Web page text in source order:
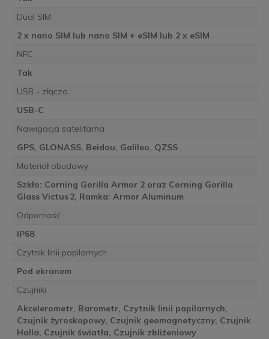
Dual SIM
2 x nano SIM lub nano SIM + eSIM lub 2 x eSIM
NFC
Tak
USB - złącza
USB-C
Nawigacja satelitarna
GPS, GLONASS, Beidou, Galileo, QZSS
Materiał obudowy
Szkło: Corning Gorilla Armor 2 oraz Corning Gorilla
Glass Victus 2, Ramka: Armor Aluminum
Odporność
IP68
Czytnik linii papilarnych
Pod ekranem
Czujniki
Akcelerometr, Barometr, Czytnik linii papilarnych,
Czujnik żyroskopowy, Czujnik geomagnetyczny, Czujnik
Halla, Czujnik światła, Czujnik zbliżeniowy